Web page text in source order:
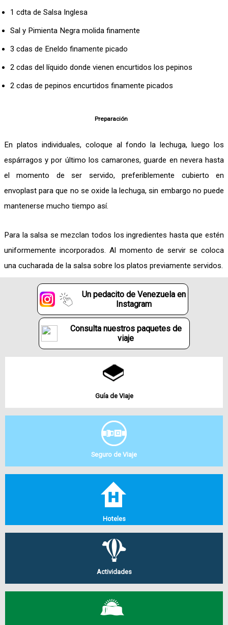
1 cdta de Salsa Inglesa
Sal y Pimienta Negra molida finamente
3 cdas de Eneldo finamente picado
2 cdas del líquido donde vienen encurtidos los pepinos
2 cdas de pepinos encurtidos finamente picados
Preparación
En platos individuales, coloque al fondo la lechuga, luego los
espárragos y por último los camarones, guarde en nevera hasta
el momento de ser servido, preferiblemente cubierto en
envoplast para que no se oxide la lechuga, sin embargo no puede
mantenerse mucho tiempo así.
Para la salsa se mezclan todos los ingredientes hasta que estén
uniformemente incorporados. Al momento de servir se coloca
una cucharada de la salsa sobre los platos previamente servidos.
Un pedacito de Venezuela en
Instagram
Consulta nuestros paquetes de
viaje
Guía de Viaje
Seguro de Viaje
Hoteles
Actividades